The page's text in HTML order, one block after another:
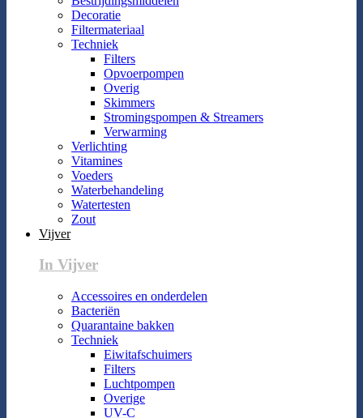
Decoratie
Filtermateriaal
Techniek
Filters
Opvoerpompen
Overig
Skimmers
Stromingspompen & Streamers
Verwarming
Verlichting
Vitamines
Voeders
Waterbehandeling
Watertesten
Zout
Vijver
In Vijver
Accessoires en onderdelen
Bacteriën
Quarantaine bakken
Techniek
Eiwitafschuimers
Filters
Luchtpompen
Overige
UV-C